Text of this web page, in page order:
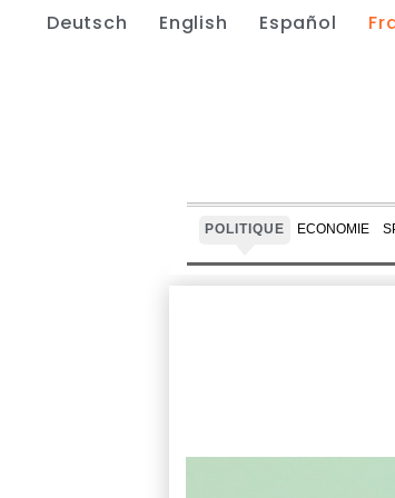
Deutsch English Español
POLITIQUE ECONOMIE